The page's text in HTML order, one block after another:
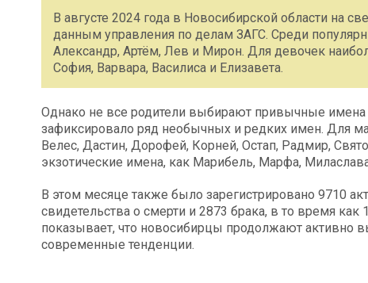
В августе 2024 года в Новосибирской области на
данным управления по делам ЗАГС. Среди
Александр, Артём, Лев и Мирон. Для девочек
София, Варвара, Василиса и Елизавета.
Однако не все родители выбирают привычные имена
зафиксировало ряд необычных и редких имен. Для
Велес, Дастин, Дорофей, Корней, Остап, Радмир,
экзотические имена, как Марибель, Марфа,
В этом месяце также было зарегистрировано 9710
свидетельства о смерти и 2873 брака, в то время как
показывает, что новосибирцы продолжают активно
современные тенденции.